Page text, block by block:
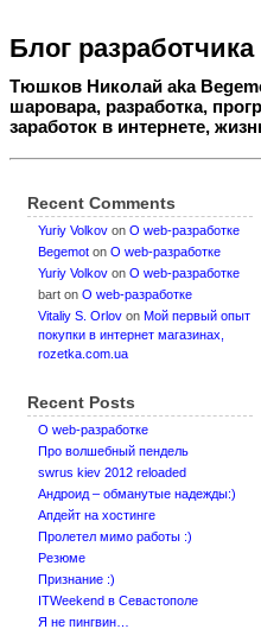
Блог разработчика
Тюшков Николай aka
шаровара, разработка,
заработок в интернете,
Recent Comments
Yuriy Volkov on О web-разработке
Begemot on О web-разработке
Yuriy Volkov on О web-разработке
bart on О web-разработке
Vitaliy S. Orlov on Мой первый опыт
покупки в интернет магазинах,
rozetka.com.ua
Recent Posts
О web-разработке
Про волшебный пендель
swrus kiev 2012 reloaded
Андроид – обманутые надежды:)
Апдейт на хостинге
Пролетел мимо работы :)
Резюме
Признание :)
ITWeekend в Севастополе
Я не пингвин…